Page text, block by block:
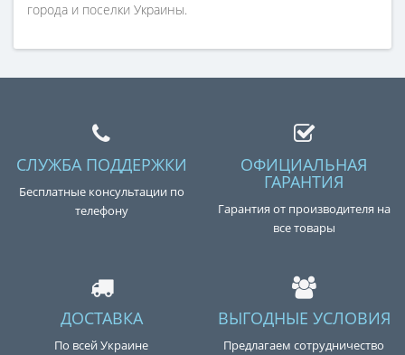
города и поселки Украины.
СЛУЖБА ПОДДЕРЖКИ
Бесплатные консультации по
телефону
ОФИЦИАЛЬНАЯ
ГАРАНТИЯ
Гарантия от производителя на
все товары
ДОСТАВКА
По всей Украине
ВЫГОДНЫЕ УСЛОВИЯ
Предлагаем сотрудничество